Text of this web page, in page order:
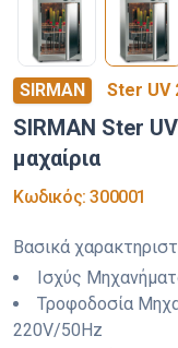
SIRMAN Ster UV
SIRMAN Ster
μαχαίρια
Κωδικός:300001
Βασικά
Ισχύς
Τροφοδοσία
220V/50Hz